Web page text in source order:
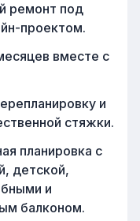
ремонт под
проектом.
вместе с
и
стяжки.
планировка с
детской,
и
балконом.